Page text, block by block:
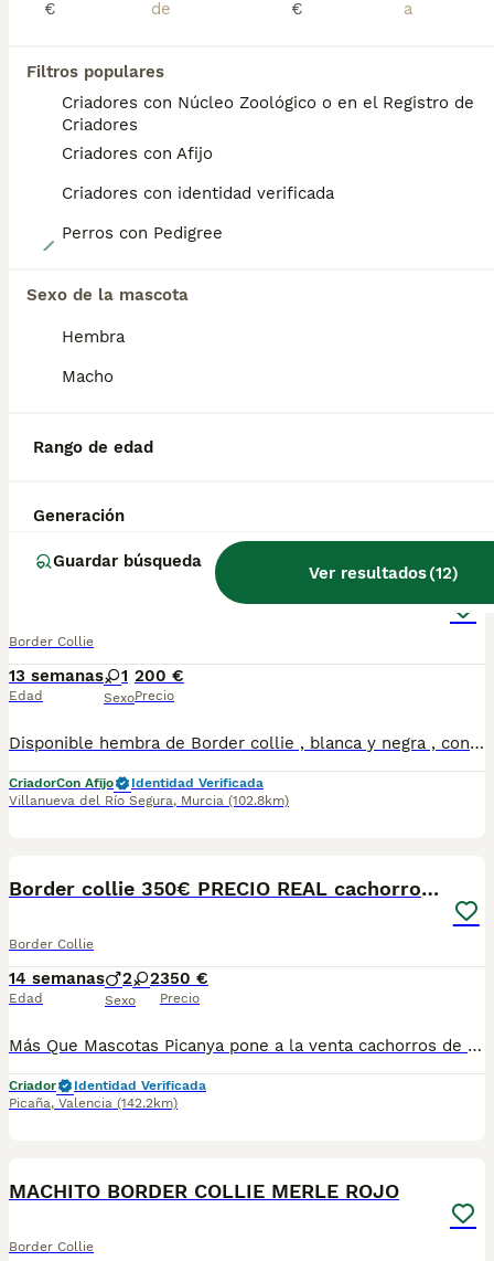
€
€
Filtros populares
Criadores con Núcleo Zoológico o en el Registro de
Criadores
Criadores con Afijo
Criadores con identidad verificada
Perros con Pedigree
Sexo de la mascota
Hembra
Macho
Rango de edad
Generación
Guardar búsqueda
Ver resultados(12)
Border Collie
Border Collie
9 semanas
Cachorra Border collie
Border Collie
13 semanas
Edad
1
Sexo
200 €
Precio
Disponible hembra de Border collie , blanca y negra , con cartilla , desparasitada y dos vacunas . Se puede enviar.
CriadorCon Afijo
Identidad Verificada
Villanueva del Río Segura, Murcia (102.8km)
Border collie 350€ PRECIO REAL cachorros Valencia
Border Collie
14 semanas
Edad
2 2
Sexo
350 €
Precio
Más Que Mascotas Picanya pone a la venta cachorros de Border collie . Se entran vacunados, desparasitados interna y externamente, cartilla sanitaria y garantía por escrito. Para más información de los cachorros ponerse en contacto al 640661289 Plaza España 4, Picanya
Criador
Identidad Verificada
Picaña, Valencia (142.2km)
MACHITO BORDER COLLIE MERLE ROJO
Border Collie